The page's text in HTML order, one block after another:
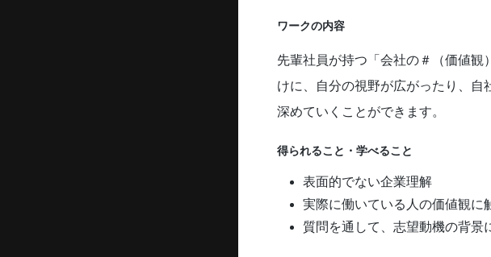
ワークの内容
先輩社員が持つ「会社の＃（価値
けに、自分の視野が広がったり、
深めていくことができます。
得られること・学べること
表面的でない企業理解
実際に働いている人の価値観に
質問を通して、志望動機の背景